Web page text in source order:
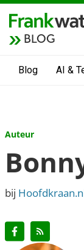
BLOG
Blog AI &
Auteur
bij